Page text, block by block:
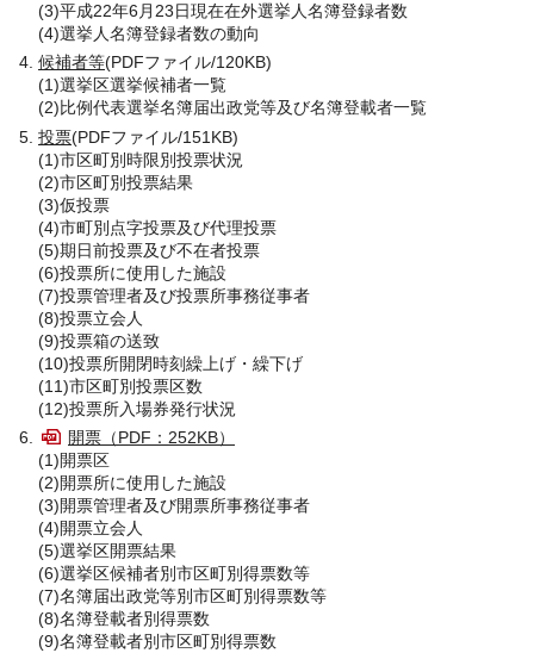
(3)平成22年6月23日現在在外選挙人名簿登録者数
(4)選挙人名簿登録者数の動向
候補者等(PDFファイル/120KB)
(1)選挙区選挙候補者一覧
(2)比例代表選挙名簿届出政党等及び名簿登載者一覧
投票(PDFファイル/151KB)
(1)市区町別時限別投票状況
(2)市区町別投票結果
(3)仮投票
(4)市町別点字投票及び代理投票
(5)期日前投票及び不在者投票
(6)投票所に使用した施設
(7)投票管理者及び投票所事務従事者
(8)投票立会人
(9)投票箱の送致
(10)投票所開閉時刻繰上げ・繰下げ
(11)市区町別投票区数
(12)投票所入場券発行状況
開票（PDF：252KB）
(1)開票区
(2)開票所に使用した施設
(3)開票管理者及び開票所事務従事者
(4)開票立会人
(5)選挙区開票結果
(6)選挙区候補者別市区町別得票数等
(7)名簿届出政党等別市区町別得票数等
(8)名簿登載者別得票数
(9)名簿登載者別市区町別得票数